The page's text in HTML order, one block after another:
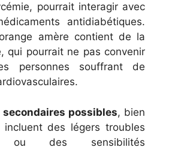
pourrait interagir avec
antidiabétiques.
amère contient de la
qui pourrait ne pas convenir
personnes souffrant de
possibles, bien
incluent des légers troubles
ou des sensibilités